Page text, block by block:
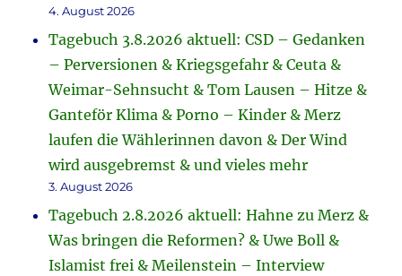
4. August 2026
Tagebuch 3.8.2026 aktuell: CSD – Gedanken
– Perversionen & Kriegsgefahr & Ceuta &
Weimar-Sehnsucht & Tom Lausen – Hitze &
Ganteför Klima & Porno – Kinder & Merz
laufen die Wählerinnen davon & Der Wind
wird ausgebremst & und vieles mehr
3. August 2026
Tagebuch 2.8.2026 aktuell: Hahne zu Merz &
Was bringen die Reformen? & Uwe Boll &
Islamist frei & Meilenstein – Interview